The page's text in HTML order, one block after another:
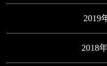
2019
2018